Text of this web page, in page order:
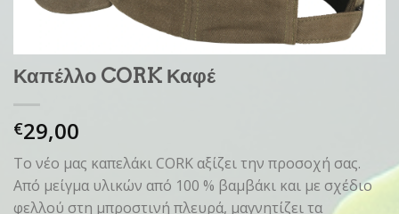
Καπέλλο CORK Καφέ
€29,00
Το νέο μας καπελάκι CORK αξίζει την προσοχή σας.
Από μείγμα υλικών από 100 % βαμβάκι και με σχέδιο
φελλού στη μπροστινή πλευρά, μαγνητίζει τα